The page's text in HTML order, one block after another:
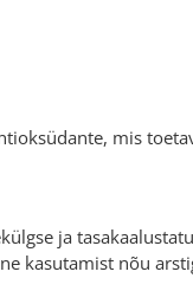
mis
ja
kasutamist nõu